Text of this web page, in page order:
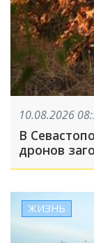
10.08.2026
В
дронов
ЖИЗНЬ